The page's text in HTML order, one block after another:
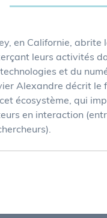
en Californie, abrite
leurs activités
et du
Alexandre décrit le
écosystème, qui
en interaction